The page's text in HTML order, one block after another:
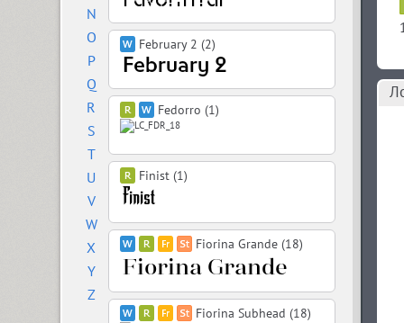
N
O
P
Q
R
S
T
U
V
W
X
Y
Z
February 2 (2)
Fedorro (1)
Finist (1)
Fiorina Grande (18)
Fiorina Subhead (18)